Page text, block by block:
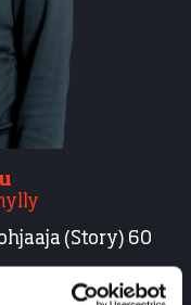
(Story) 60
sis.